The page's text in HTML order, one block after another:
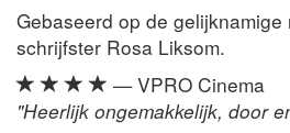
Gebaseerd op de
schrijfster Rosa Liksom.
— VPRO Cinema
"Heerlijk ongemakkelijk, door